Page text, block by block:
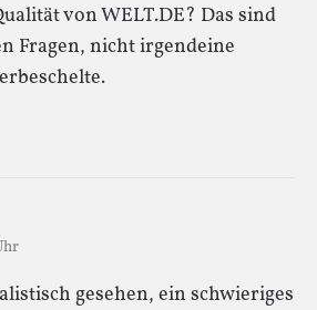
von WELT.DE? Das sind
Fragen, nicht irgendeine
gesehen, ein schwieriges